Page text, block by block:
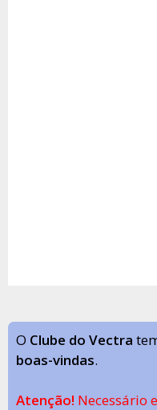
O Clube do Vectra
boas-vindas.
Atenção! Necessário